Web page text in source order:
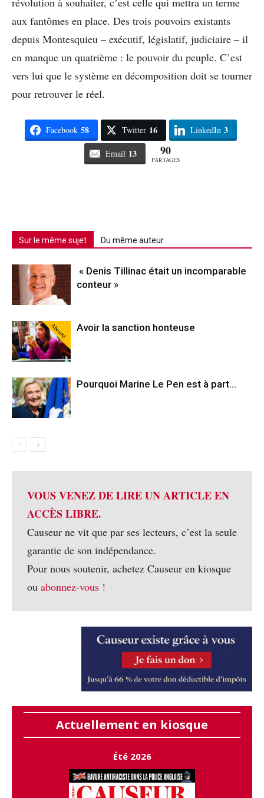
aux fantômes en place. Des trois pouvoirs existants
depuis Montesquieu – exécutif, législatif, judiciaire – il
en manque un quatrième : le pouvoir du peuple. C’est
vers lui que le système en décomposition doit se tourner
pour retrouver le réel.
Facebook 58 Twitter 16 LinkedIn 3
Email 13 90
PARTAGES
Sur le même sujet Du même auteur
« Denis Tillinac était un incomparable
conteur »
Abonné Avoir la sanction honteuse
Pourquoi Marine Le Pen est à part…
VOUS VENEZ DE LIRE UN ARTICLE EN
ACCÈS LIBRE.
Causeur ne vit que par ses lecteurs, c’est la seule
garantie de son indépendance.
Pour nous soutenir, achetez Causeur en kiosque
ou abonnez-vous !
Actuellement en kiosque
Été 2026